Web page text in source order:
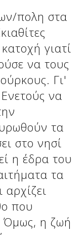
πολη στα
γιατί
να τους
Γι'
να
τα
στο νησί
η έδρα του
τα
που
Όμως, η ζωή